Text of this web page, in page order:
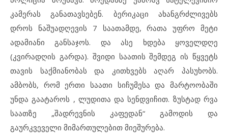
კამერას განათავსებენ. ბერიკაცი ახანგრძლივებს
დროს ნაშუადღევის 7 საათამდე, რათა უფრო მეტი
ადამიანი განსაჯოს. და ასე ხდება ყოველდღე
(კვირადღის გარდა). შვიდი საათის შემდეგ ის წყვეტს
თავის საქმიანობას და კითხვებს აღარ პასუხობს.
ამბობს, რომ ერთი საათი სიჩუმესა და მარტოობაში
უნდა გაატაროს , ლუდითა და სენდვიჩით. ზუსტად რვა
საათზე „შადრევნის კაფედან“ გამოდის და
გაურკვეველი მიმართულებით მიეშურება.